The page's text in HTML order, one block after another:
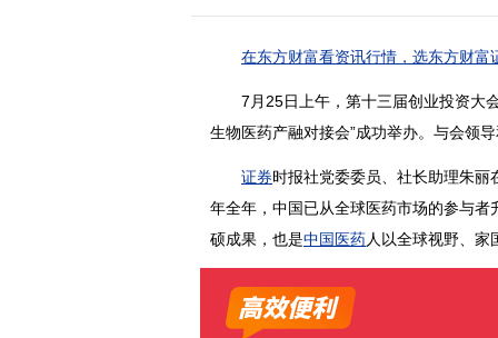
在东方财富看资讯行情，选东方财富
7月25日上午，第十三届创业投资大
生物医药产融对接会”成功举办。与会领
证券时报社党委委员、社长助理朱丽
年全年，中国已从全球医药市场的参与
硕成果，也是中国医药人以全球视野、家